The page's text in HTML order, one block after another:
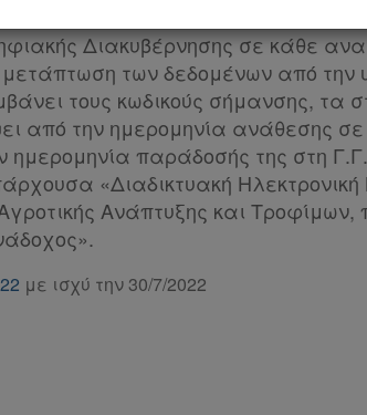
Υπουργείου Αγροτικής
Διακυβέρνησης σε κάθε
μετάπτωση των δεδομένων από
τους κωδικούς σήμανσης, τα
από την ημερομηνία ανάθεσης σε
ημερομηνία παράδοσής της στη
«Διαδικτυακή
Ανάπτυξης και Τροφίμων,
με ισχύ την 30/7/2022